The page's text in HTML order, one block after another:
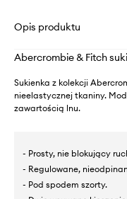
Opis produktu
Abercrombie & Fitch
Sukienka z kolekcji
nieelastycznej tkaniny.
zawartością lnu.
- Prosty, nie blokujący
- Regulowane,
- Pod spodem szorty.